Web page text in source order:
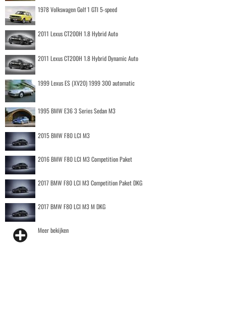
1978 Volkswagen Golf 1 GTI 5-speed
2011 Lexus CT200H 1.8 Hybrid Auto
2011 Lexus CT200H 1.8 Hybrid Dynamic Auto
1999 Lexus ES (XV20) 1999 300 automatic
1995 BMW E36 3 Series Sedan M3
2015 BMW F80 LCI M3
2016 BMW F80 LCI M3 Competition Paket
2017 BMW F80 LCI M3 Competition Paket DKG
2017 BMW F80 LCI M3 M DKG
Meer bekijken